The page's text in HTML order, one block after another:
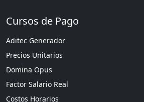
Cursos de Pago
Aditec Generador
Precios Unitarios
Domina Opus
Factor Salario Real
Costos Horarios